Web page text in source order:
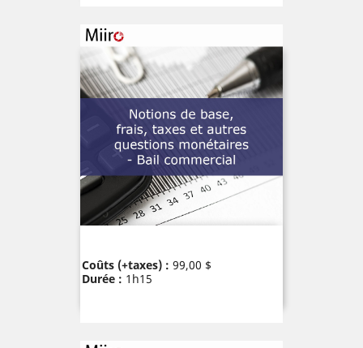
Prix
Coûts (+taxes) : 99,00 $
Durée : 1h15